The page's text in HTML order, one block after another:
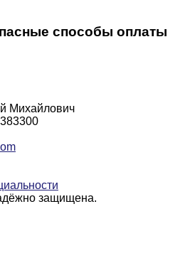
способы оплаты
Михайлович
защищена.